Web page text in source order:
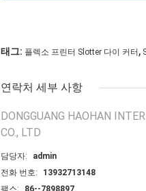
태그: 플렉소 프린터 Slotter 다이 커터 ,
연락처 세부 사항
DONGGUANG HAOHAN
CO., LTD
담당자:
admin
전화 번호:
13932713148
팩스:
86--7898897